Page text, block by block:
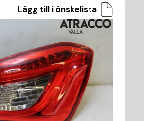
Lägg till i önskelista